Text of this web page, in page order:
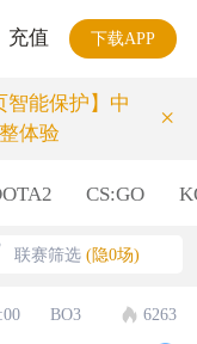
充值 下载APP
智能保护】中
体验
×
CS:GO
联赛筛选 (隐0场)
BO3 6263